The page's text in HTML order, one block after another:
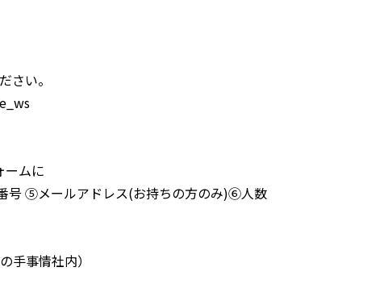
さい。
ームに
⑤メールアドレス(お持ちの方のみ)⑥人数
手事情社内）